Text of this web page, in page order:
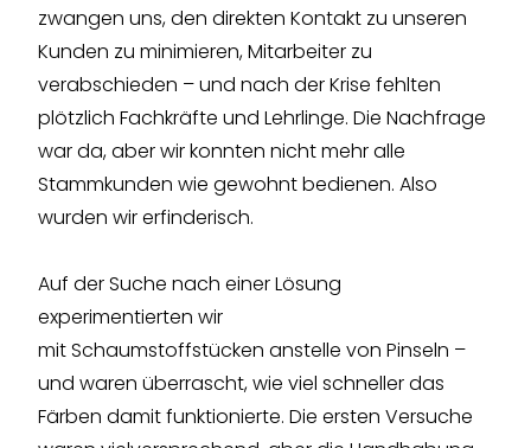
zwangen uns, den direkten Kontakt zu unseren
Kunden zu minimieren, Mitarbeiter zu
verabschieden – und nach der Krise fehlten
plötzlich Fachkräfte und Lehrlinge. Die Nachfrage
war da, aber wir konnten nicht mehr alle
Stammkunden wie gewohnt bedienen. Also
wurden wir erfinderisch.
Auf der Suche nach einer Lösung
experimentierten wir
mit Schaumstoffstücken anstelle von Pinseln –
und waren überrascht, wie viel schneller das
Färben damit funktionierte. Die ersten Versuche